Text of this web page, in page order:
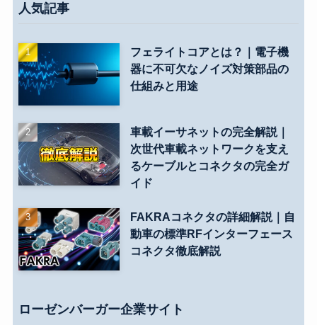
人気記事
フェライトコアとは？｜電子機
器に不可欠なノイズ対策部品の
仕組みと用途
車載イーサネットの完全解説｜
次世代車載ネットワークを支え
るケーブルとコネクタの完全ガ
イド
FAKRAコネクタの詳細解説｜自
動車の標準RFインターフェース
コネクタ徹底解説
ローゼンバーガー企業サイト